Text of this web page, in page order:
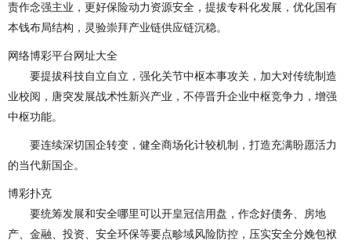
责作念强主业，更好保险动力资源安全，提拔专科化发展，优化国有
本钱布局结构，灵验崇拜产业链供应链沉稳。
网络博彩平台网址大全
要提拔科技自立自立，强化关节中枢本事攻关，加大对传统制造
业校阅，唐突发展战术性新兴产业，不停晋升企业中枢竞争力，增强
中枢功能。
要连续深切国企转变，健全商场化计较机制，打造充满盼愿活力
的当代新国企。
博彩扑克
要统筹发展和安全哪里可以开皇冠信用盘，作念好债务、房地
产、金融、投资、安全环保等要点畛域风险防控，压实安全分娩包袱